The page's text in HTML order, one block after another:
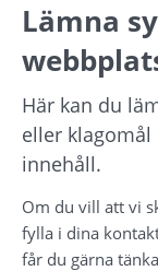
Lämna
Här kan du
eller
innehåll.
Om du vill att vi
fylla i dina
får du gärna